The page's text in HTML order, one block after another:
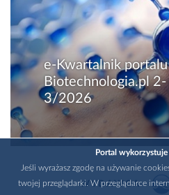
e-Kwartalnik portalu
Biotechnologia.pl 2-
3/2026
WYDAWCA
Portal
Jeśli wyrażasz zgodę na używanie
twojej przeglądarki. W przeglądarce